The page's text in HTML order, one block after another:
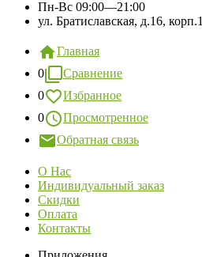
Пн-Вс 09:00—21:00
ул. Братиславская, д.16, корп.1
Главная
0
Сравнение
0
Избранное
0
Просмотренное
Обратная связь
О Нас
Индивидуальный заказ
Скидки
Оплата
Контакты